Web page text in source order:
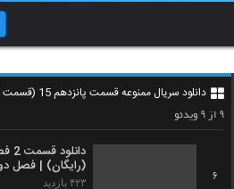
دانلود سریال ممنوعه قسمت پانزدهم 15 (قسمت 2 فصل 2 ممنوعه)
۹از ۹ویدئو
5 (سریال) | فصل
6 (رایگان) | فصل
(online)
۴۲۳ بازدید